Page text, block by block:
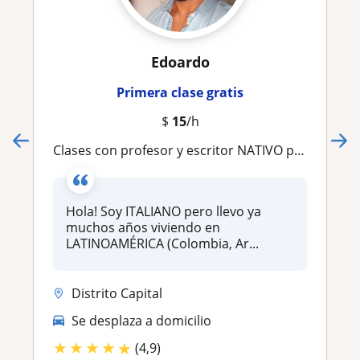
Edoardo
Primera clase gratis
$ 15/h
Clases con profesor y escritor NATIVO por Zoom (USD)
Hola! Soy ITALIANO pero llevo ya
muchos años viviendo en
LATINOAMÉRICA (Colombia, Ar...
Distrito Capital
Se desplaza a domicilio
★★★★★ (4,9)